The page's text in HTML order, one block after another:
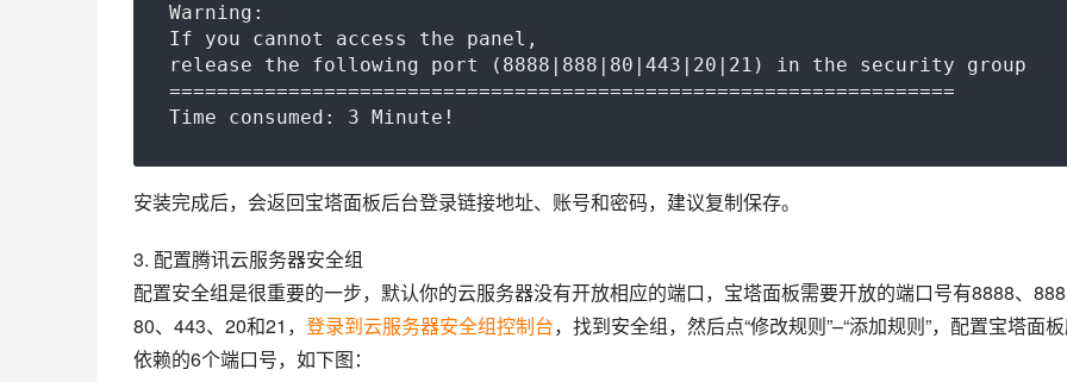
Warning:
If you cannot access the panel,
release the following port (8888|888|80|443|20|21) in the security group
==================================================================
Time consumed: 3 Minute!
安装完成后，会返回宝塔面板后台登录链接地址、账号和密码，建议复制保存。
3. 配置腾讯云服务器安全组
配置安全组是很重要的一步，默认你的云服务器没有开放相应的端口，宝塔面板需要开放的端口号有8888、
80、443、20和21， 登录到云服务器安全组控制台，找到安全组，然后点“修改规则”–“添加规则”，配置宝塔面
依赖的6个端口号，如下图：